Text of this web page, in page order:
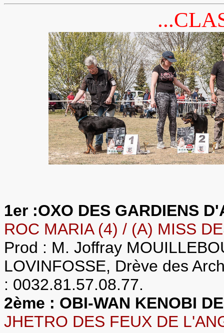
1er :OXO DES GARDIENS
ROC MARIA (4) / (A) MISS
Prod : M. Joffray
LOVINFOSSE, Drève des
: 0032.81.57.08.77.
2ème : OBI-WAN KENOBI
JHETRO DES FEUX DE